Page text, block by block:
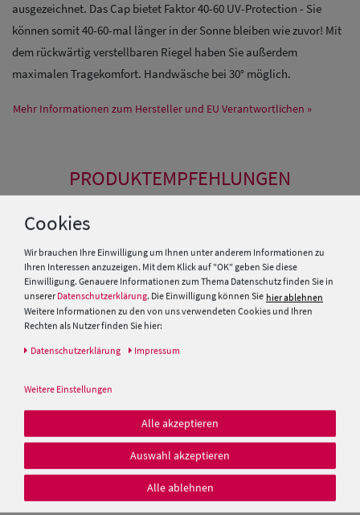
Damen Caps
Damen
ausgezeichnet. Das Cap bietet Faktor 40-60 UV-Protection - Sie
können somit 40-60-mal länger in der Sonne bleiben wie zuvor! Mit
dem rückwärtig verstellbaren Riegel haben Sie außerdem
maximalen Tragekomfort. Handwäsche bei 30° möglich.
Mehr Informationen zum Hersteller und EU Verantwortlichen »
PRODUKTEMPFEHLUNGEN
Baseball- Cap mit Netzeinsatz
12,95 €
Balke 6-teilige Baseball Cap
mit UV-Schutz 40+ und
Klettverschluss
12,95 €
Cookies
Wir brauchen Ihre Einwilligung um Ihnen unter anderem Informationen zu
Ihren Interessen anzuzeigen. Mit dem Klick auf "OK" geben Sie diese
Einwilligung. Genauere Informationen zum Thema Datenschutz finden Sie in
unserer Datenschutzerklärung. Die Einwilligung können Sie hier ablehnen
Weitere Informationen zu den von uns verwendeten Cookies und Ihren
Rechten als Nutzer finden Sie hier:
Daten­schutz­erklärung Impressum
Weitere Einstellungen
Alle akzeptieren
Auswahl akzeptieren
Alle ablehnen